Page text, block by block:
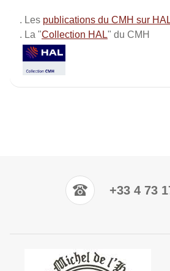
. Les publications du CMH sur
. La "Collection HAL" du CMH
+33 4 73